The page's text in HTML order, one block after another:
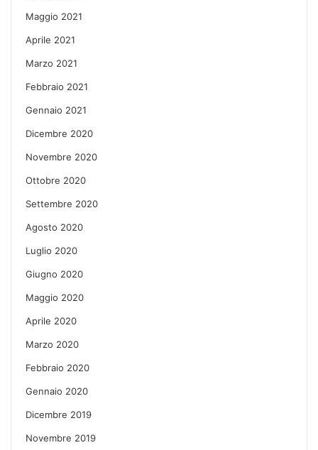
Maggio 2021
Aprile 2021
Marzo 2021
Febbraio 2021
Gennaio 2021
Dicembre 2020
Novembre 2020
Ottobre 2020
Settembre 2020
Agosto 2020
Luglio 2020
Giugno 2020
Maggio 2020
Aprile 2020
Marzo 2020
Febbraio 2020
Gennaio 2020
Dicembre 2019
Novembre 2019